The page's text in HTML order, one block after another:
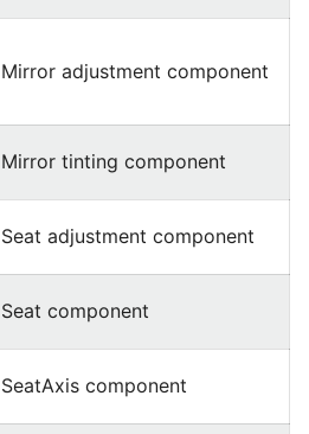
Mirror adjustment component
Mirror tinting component
Seat adjustment component
Seat component
SeatAxis component